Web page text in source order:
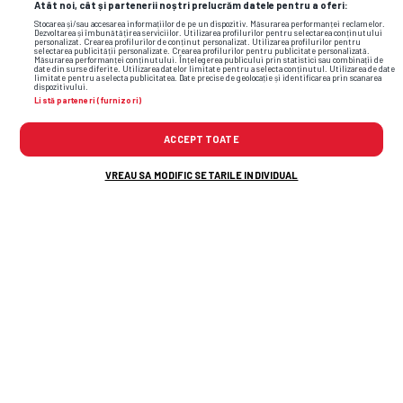
Atât noi, cât și partenerii noștri prelucrăm datele pentru a oferi:
Stocarea și/sau accesarea informațiilor de pe un dispozitiv. Măsurarea performanței reclamelor.
Dezvoltarea și îmbunătățirea serviciilor. Utilizarea profilurilor pentru selectarea conținutului
personalizat. Crearea profilurilor de conținut personalizat. Utilizarea profilurilor pentru
selectarea publicității personalizate. Crearea profilurilor pentru publicitate personalizată.
Măsurarea performanței conținutului. Înțelegerea publicului prin statistici sau combinații de
date din surse diferite. Utilizarea datelor limitate pentru a selecta conținutul. Utilizarea de date
limitate pentru a selecta publicitatea. Date precise de geolocație și identificarea prin scanarea
dispozitivului.
Listă parteneri (furnizori)
ACCEPT TOATE
VREAU SA MODIFIC SETARILE INDIVIDUAL